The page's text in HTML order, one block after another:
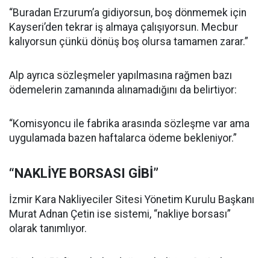
“Buradan Erzurum’a gidiyorsun, boş dönmemek için
Kayseri’den tekrar iş almaya çalışıyorsun. Mecbur
kalıyorsun çünkü dönüş boş olursa tamamen zarar.”
Alp ayrıca sözleşmeler yapılmasına rağmen bazı
ödemelerin zamanında alınamadığını da belirtiyor:
“Komisyoncu ile fabrika arasında sözleşme var ama
uygulamada bazen haftalarca ödeme bekleniyor.”
“NAKLİYE BORSASI GİBİ”
İzmir Kara Nakliyeciler Sitesi Yönetim Kurulu Başkanı
Murat Adnan Çetin ise sistemi, “nakliye borsası”
olarak tanımlıyor.